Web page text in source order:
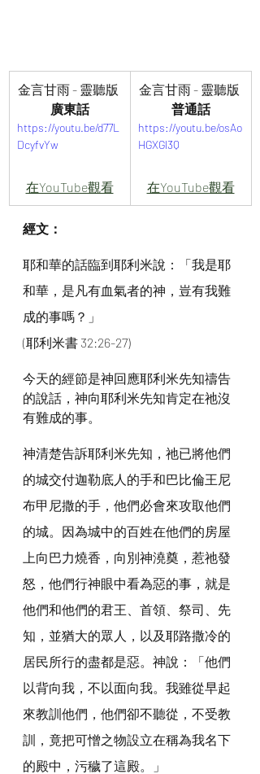
金言甘雨 - 靈聽版
廣東話
https://youtu.be/d77L
DcyfvYw
在YouTube觀看
金言甘雨 - 靈聽版
普通話
https://youtu.be/osAo
HGXGl3Q
在YouTube觀看
經文：
耶和華的話臨到耶利米說：「我是耶
和華，是凡有血氣者的神，豈有我難
成的事嗎？」
(耶利米書 32:26-27)
今天的經節是神回應耶利米先知禱告
的說話，神向耶利米先知肯定在祂沒
有難成的事。
神清楚告訴耶利米先知，祂已將他們
的城交付迦勒底人的手和巴比倫王尼
布甲尼撒的手，他們必會來攻取他們
的城。因為城中的百姓在他們的房屋
上向巴力燒香，向別神澆奠，惹祂發
怒，他們行神眼中看為惡的事，就是
他們和他們的君王、首領、祭司、先
知，並猶大的眾人，以及耶路撒冷的
居民所行的盡都是惡。神說：「他們
以背向我，不以面向我。我雖從早起
來教訓他們，他們卻不聽從，不受教
訓，竟把可憎之物設立在稱為我名下
的殿中，污穢了這殿。」